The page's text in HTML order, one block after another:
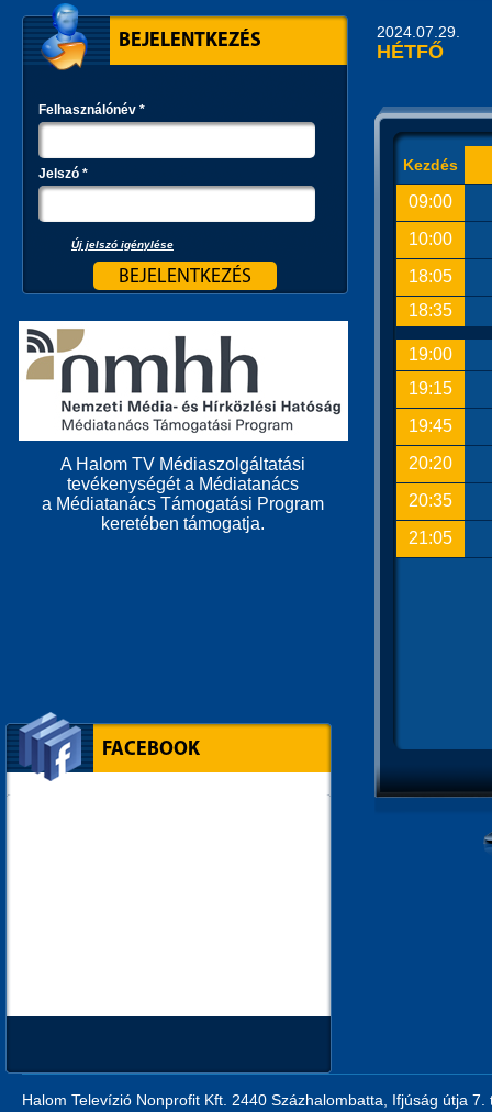
2024.07.29.
HÉTFŐ
Kezdés
09:00
10:00
18:05
18:35
19:00
19:15
19:45
20:20
20:35
21:05
BEJELENTKEZÉS
Felhasználónév *
Jelszó *
Új jelszó igénylése
A Halom TV Médiaszolgáltatási
tevékenységét a Médiatanács
a Médiatanács Támogatási Program
keretében támogatja.
FACEBOOK
Halom Televízió Nonprofit Kft. 2440 Százhalombatta, Ifjúság útja